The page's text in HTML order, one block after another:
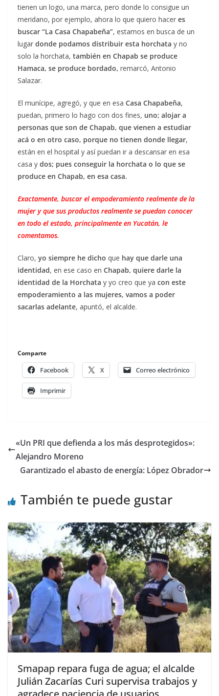
tienen un logo, una marca, pero donde lo consigue un
meridano, por ejemplo, ahora lo que quiero hacer es
buscar “La Casa Chapabeña”, estamos en busca de un
lugar donde podamos distribuir esta horchata y no
solo la horchata, también en Chapab se produce
Hamaca, se produce bordado, remarcó, Antonio
Salazar.
El munícipe, agregó, y que en esa Casa Chapabeña,
puedan, primero lo hago con dos fines, uno; alojar a
personas que son de Chapab, que vienen a estudiar
acá o en otro caso, porque no tienen donde llegar,
están en el hospital y así puedan ir a descansar en esa
casa y dos; pues conseguir la horchata o lo que se
produce en Chapab, en esa casa.
Exactamente, buscar el empoderamiento realmente de la
mujer y que sus productos realmente se puedan conocer
en todo el estado, principalmente en Yucatán, le
comentamos.
Claro, yo siempre he dicho que hay que darle una
identidad, en ese caso en Chapab, quiere darle la
identidad de la Horchata y yo creo que ya con este
empoderamiento a las mujeres, vamos a poder
sacarlas adelante, apuntó, el alcalde.
Comparte
Facebook X Correo electrónico
Imprimir
«Un PRI que defienda a los más desprotegidos»:
Alejandro Moreno
Garantizado el abasto de energía: López Obrador
También te puede gustar
Smapap repara fuga de agua; el alcalde
Julián Zacarías Curi supervisa trabajos y